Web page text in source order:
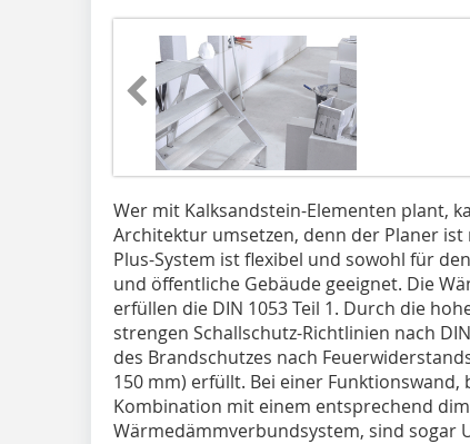
Wer mit Kalksandstein-Elementen plant,
Architektur umsetzen, denn der Planer ist
Plus-System ist flexibel und sowohl für
und öffentliche Gebäude geeignet. Die
erfüllen die DIN 1053 Teil 1. Durch die
strengen Schallschutz-Richtlinien nach
des Brandschutzes nach
150 mm) erfüllt. Bei einer Funktionswand,
Kombination mit einem entsprechend
Wärmedämmverbundsystem, sind sogar